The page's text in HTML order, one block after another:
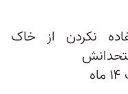
نکردن از خاک